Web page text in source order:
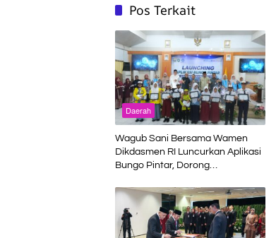
Pos Terkait
Daerah
Wagub Sani Bersama Wamen
Dikdasmen RI Luncurkan Aplikasi
Bungo Pintar, Dorong
Jambi